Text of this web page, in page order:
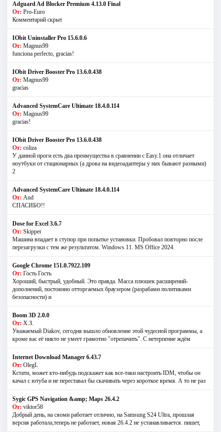
Adguard Ad Blocker Premium 4.13.0 Final
От: Pro-Euro
Комментарий скрыт
IObit Uninstaller Pro 15.6.0.6
От: Magnus99
funciona perfecto, gracias!
IObit Driver Booster Pro 13.6.0.438
От: Magnus99
gracias
Advanced SystemCare Ultimate 18.4.0.114
От: Magnus99
gracias!
IObit Driver Booster Pro 13.6.0.438
От: coliza
У данной проги есть два преимущества в сравнении с Easy.1 она отличает
ноутбуки от стационарных (а дрова на видеоадаптеры у них бывают разными)
2
Advanced SystemCare Ultimate 18.4.0.114
От: And
СПАСИБО!!
Dose for Excel 3.6.7
От: Skipper
Машина впадает в ступор при попытке установки. Пробовал повторно после
перезагрузки с тем же результатом. Windows 11. MS Offiсe 2024.
Google Chrome 151.0.7922.109
От: Гость Гость
Хороший, быстрый, удобный. Это правда. Масса плюшек расширений-
дополнений, постоянно отторгаемых браузером (разрабами политиками
безопасности) и
Boom 3D 2.0.0
От: Х.З.
Уважаемый Diakov, сегодня вышло обновление этой чудесной программы, а
кроме вас её никто не умеет грамотно "отрепачить". С нетерпение ждём
Internet Download Manager 6.43.7
От: OlegL
Кстати, может кто-нибудь подскажет как все-таки настроить IDM, чтобы он
качал с ютуба и не переставал бы скачивать через короткое время. А то не раз
Sygic GPS Navigation &amp; Maps 26.4.2
От: viktor58
Добрый день, на сяоми работает отлично, на Samsung S24 Ultra, прошлая
версия работала,теперь не работает, новая 26.4.2 не устанавливается. пишет,